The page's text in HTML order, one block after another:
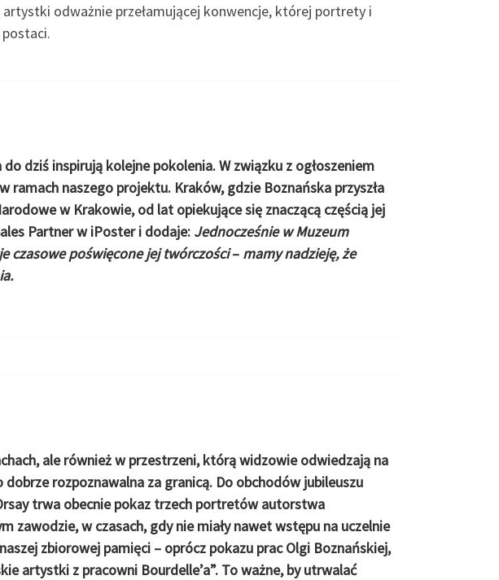
odważnie przełamującej konwencje, której portrety i
dziś inspirują kolejne pokolenia. W związku z ogłoszeniem
ramach naszego projektu. Kraków, gdzie Boznańska przyszła
w Krakowie, od lat opiekujące się znaczącą częścią jej
Partner w iPosteri dodaje: Jednocześnie w Muzeum
czasowe poświęcone jej twórczości– mamy nadzieję, że
ale również w przestrzeni, którą widzowie odwiedzają na
rozpoznawalna za granicą. Do obchodów jubileuszu
trwa obecnie pokaz trzech portretów autorstwa
w czasach, gdy nie miały nawet wstępu na uczelnie
zbiorowej pamięci – oprócz pokazu prac Olgi Boznańskiej,
artystki z pracowni Bourdelle’a”. To ważne, by utrwalać